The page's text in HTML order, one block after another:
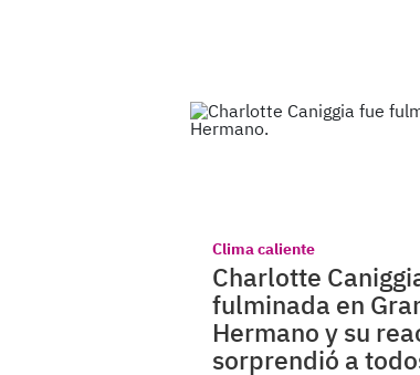
Clima caliente
Charlotte
fulminada en
Hermano y su
sorprendió a